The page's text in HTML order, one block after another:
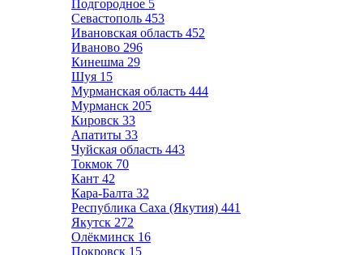
Подгородное 5
Севастополь 453
Ивановская область 452
Иваново 296
Кинешма 29
Шуя 15
Мурманская область 444
Мурманск 205
Кировск 33
Апатиты 33
Чуйская область 443
Токмок 70
Кант 42
Кара-Балта 32
Республика Саха (Якутия) 441
Якутск 272
Олёкминск 16
Покровск 15